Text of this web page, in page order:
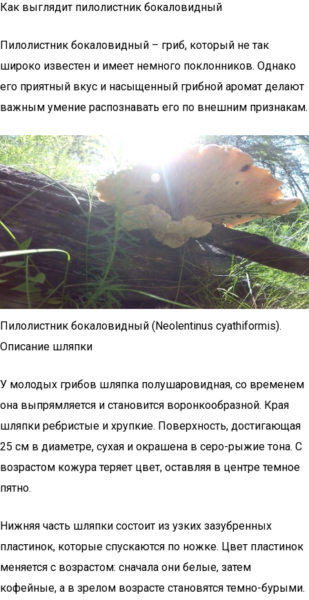
Как выглядит пилолистник бокаловидный
Пилолистник бокаловидный – гриб, который не так
широко известен и имеет немного поклонников. Однако
его приятный вкус и насыщенный грибной аромат делают
важным умение распознавать его по внешним признакам.
Пилолистник бокаловидный (Neolentinus cyathiformis).
Описание шляпки
У молодых грибов шляпка полушаровидная, со временем
она выпрямляется и становится воронкообразной. Края
шляпки ребристые и хрупкие. Поверхность, достигающая
25 см в диаметре, сухая и окрашена в серо-рыжие тона. С
возрастом кожура теряет цвет, оставляя в центре темное
пятно.
Нижняя часть шляпки состоит из узких зазубренных
пластинок, которые спускаются по ножке. Цвет пластинок
меняется с возрастом: сначала они белые, затем
кофейные, а в зрелом возрасте становятся темно-бурыми.